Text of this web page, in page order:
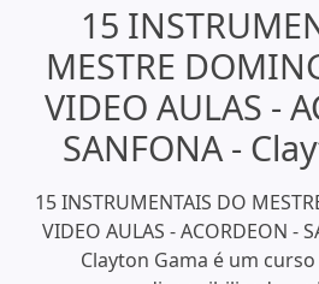
15
MESTRE
VIDEO AULAS -
SANFONA -
15 INSTRUMENTAIS DO
VIDEO AULAS - ACORDEON -
Clayton Gama é um